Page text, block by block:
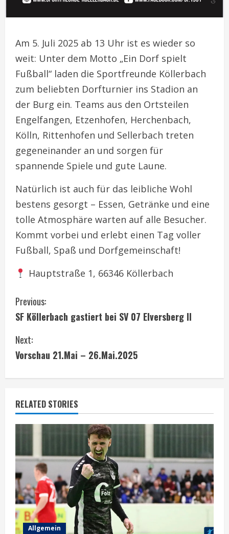
Am 5. Juli 2025 ab 13 Uhr ist es wieder so
weit: Unter dem Motto „Ein Dorf spielt
Fußball“ laden die Sportfreunde Köllerbach
zum beliebten Dorfturnier ins Stadion an
der Burg ein. Teams aus den Ortsteilen
Engelfangen, Etzenhofen, Herchenbach,
Kölln, Rittenhofen und Sellerbach treten
gegeneinander an und sorgen für
spannende Spiele und gute Laune.
Natürlich ist auch für das leibliche Wohl
bestens gesorgt – Essen, Getränke und eine
tolle Atmosphäre warten auf alle Besucher.
Kommt vorbei und erlebt einen Tag voller
Fußball, Spaß und Dorfgemeinschaft!
Hauptstraße 1, 66346 Köllerbach
C
o
n
n
u
e
R
e
a
Previous:
SF Köllerbach gastiert bei SV 07 Elversberg II
Next:
Vorschau 21.Mai – 26.Mai.2025
RELATED STORIES
Allgemein